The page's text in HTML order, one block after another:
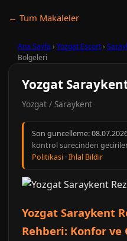
← Tum Makaleler
Ana Sayfa › Yozgat Escort›
Bolgeleri
Yozgat
Yozgat / Saraykent
Son guncelleme:
kontrol surecinden
Politikasi ·Ihlal Bildir
Yozgat Saraykent
Rehberi: Konfor